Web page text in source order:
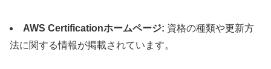
AWS Certificationホームページ: 資格の種類や更新方
法に関する情報が掲載されています。